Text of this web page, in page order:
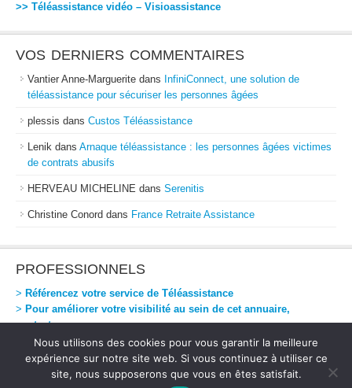
>> Téléassistance vidéo – Visioassistance
VOS DERNIERS COMMENTAIRES
Vantier Anne-Marguerite dans InfiniConnect, une solution de
téléassistance pour sécuriser les personnes âgées
plessis dans Custos Téléassistance
Lenik dans Arnaque téléassistance : les personnes âgées victimes
de contrats abusifs
HERVEAU MICHELINE dans Serenitis
Christine Conord dans France Retraite Assistance
PROFESSIONNELS
> Référencez votre service de Téléassistance
> Pour améliorer votre visibilité au sein de cet annuaire,
contactez-nous
Téléassistance Directe-Mentions Légales
Nous utilisons des cookies pour vous garantir la meilleure
expérience sur notre site web. Si vous continuez à utiliser ce
site, nous supposerons que vous en êtes satisfait.